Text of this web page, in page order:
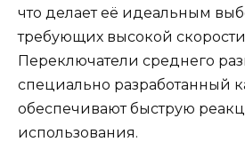
что делает её идеальным
требующих высокой скорости
Переключатели среднего
специально разработанный
обеспечивают быструю
использования.